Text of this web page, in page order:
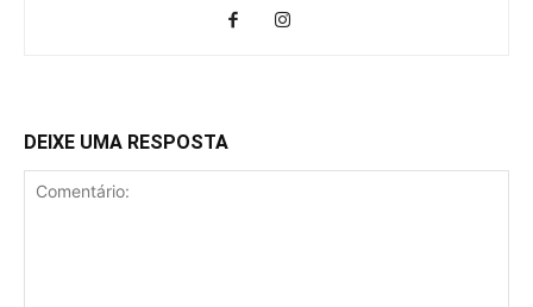
DEIXE UMA RESPOSTA